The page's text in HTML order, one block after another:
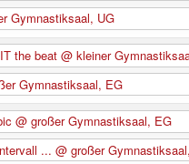
Gymnastiksaal, UG
the beat @ kleiner
Gymnastiksaal, EG
@ großer Gymnastiksaal, EG
... @ großer